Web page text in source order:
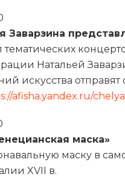
Заварзина
Натальей
искусства
afisha.yandex.ru/
маска»
маску в
XVII в.